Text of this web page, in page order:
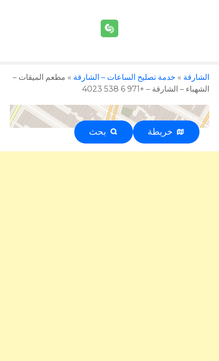
الشارقة » خدمة تصليح الساعات – الشارقة » مطعم الميقات –
الشهباء – الشارقة – +971 6 538 4023
خريطة بحثإعلان